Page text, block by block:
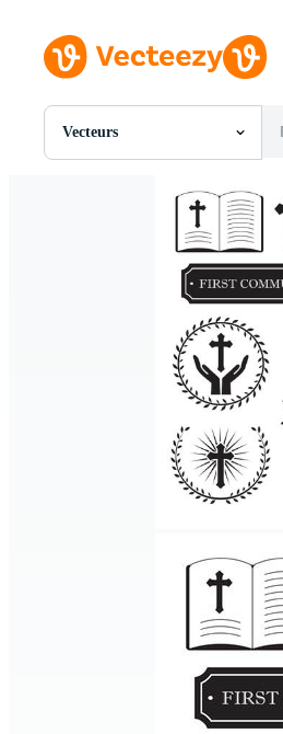
Vecteurs
Toutes Images
Motion graphics
Images Éditoriales
Événements Éditoriaux